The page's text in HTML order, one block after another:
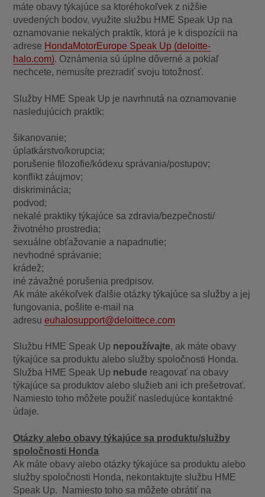
máte obavy týkajúce sa ktoréhokoľvek z nižšie
uvedených bodov, využite službu HME Speak Up na
oznamovanie nekalých praktík, ktorá je k dispozícii na
adrese HondaMotorEurope Speak Up (deloitte-
halo.com). Oznámenia sú úplne dôverné a pokiaľ
nechcete, nemusíte prezradiť svoju totožnosť.
Služby HME Speak Up je navrhnutá na oznamovanie
nasledujúcich praktík:
šikanovanie;
úplatkárstvo/korupcia;
porušenie filozofie/kódexu správania/postupov;
konflikt záujmov;
diskriminácia;
podvod;
nekalé praktiky týkajúce sa zdravia/bezpečnosti/
životného prostredia;
sexuálne obťažovanie a napadnutie;
nevhodné správanie;
krádež;
iné závažné porušenia predpisov.
Ak máte akékoľvek ďalšie otázky týkajúce sa služby a jej
fungovania, pošlite e-mail na
adresueuhalosupport@deloittece.com
Službu HME Speak Up nepoužívajte, ak máte obavy
týkajúce sa produktu alebo služby spoločnosti Honda.
Služba HME Speak Up nebude reagovať na obavy
týkajúce sa produktov alebo služieb ani ich prešetrovať.
Namiesto toho môžete použiť nasledujúce kontaktné
údaje.
Otázky alebo obavy týkajúce sa produktu/služby
spoločnosti Honda
Ak máte obavy alebo otázky týkajúce sa produktu alebo
služby spoločnosti Honda, nekontaktujte službu HME
Speak Up. Namiesto toho sa môžete obrátiť na